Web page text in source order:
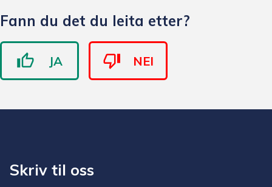
Fann du det du leita etter?
JA NEI
Skriv til oss